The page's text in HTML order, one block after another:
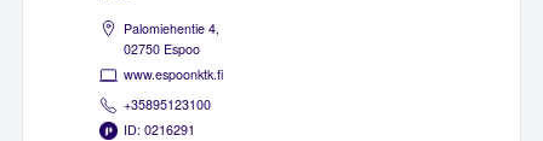
Palomiehentie 4,
02750 Espoo
www.espoonktk.fi
+35895123100
ID: 0216291